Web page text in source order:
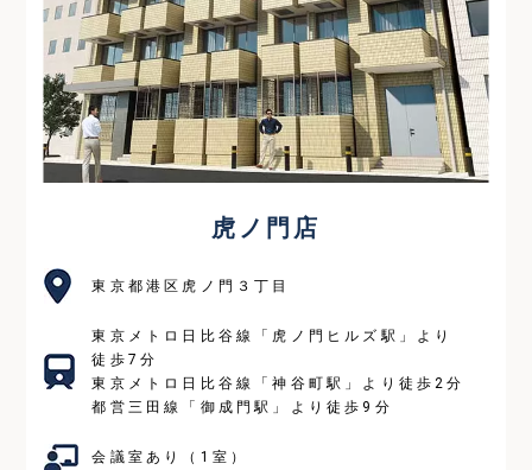
虎ノ門店
東京都港区虎ノ門３丁目
東京メトロ日比谷線「虎ノ門ヒルズ駅」より
徒歩7分
東京メトロ日比谷線「神谷町駅」より徒歩2分
都営三田線「御成門駅」より徒歩9分
会議室あり（1室）